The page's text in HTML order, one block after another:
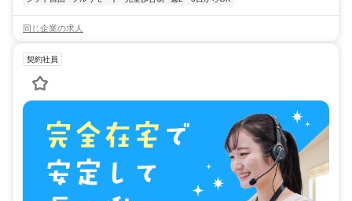
同じ企業の求人
契約社員